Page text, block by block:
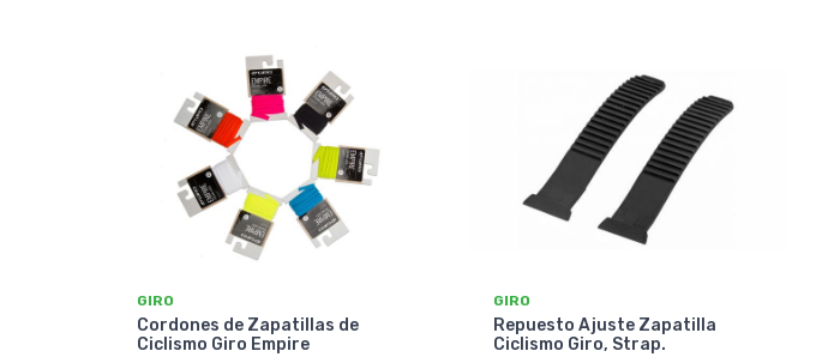
GIRO
Cordones de Zapatillas de
Ciclismo Giro Empire
GIRO
Repuesto Ajuste Zapatilla
Ciclismo Giro, Strap.